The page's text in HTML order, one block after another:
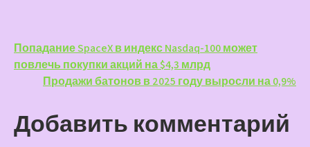
Навигация
по
Попадание SpaceX в индекс Nasdaq-100 может
повлечь покупки акций на $4,3 млрд
Продажи батонов в 2025 году выросли на 0,9%
Добавить комментарий